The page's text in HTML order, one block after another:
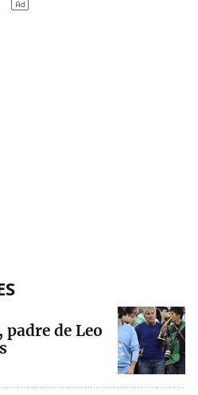
padre de Leo